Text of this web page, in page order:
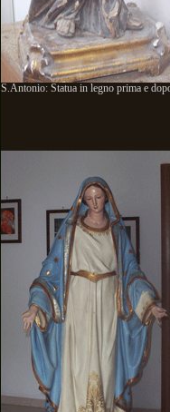
S.Antonio: Statua in legno prima e